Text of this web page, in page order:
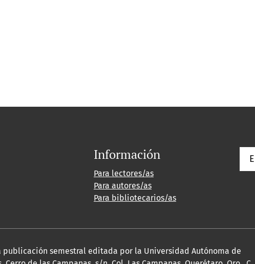
Información
Para lectores/as
Para autores/as
Para bibliotecarios/as
publicación semestral editada por la Universidad Autónoma de